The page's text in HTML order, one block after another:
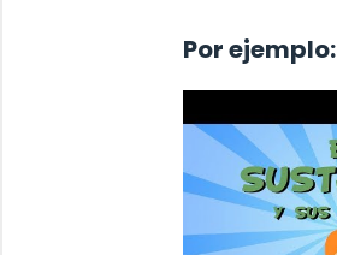
Por ejemplo: